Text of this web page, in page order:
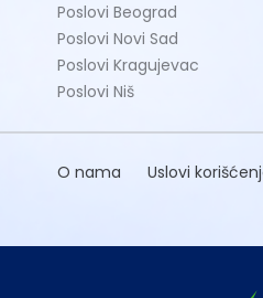
Poslovi Beograd
Poslovi Novi Sad
Poslovi Kragujevac
Poslovi Niš
O nama Uslovi